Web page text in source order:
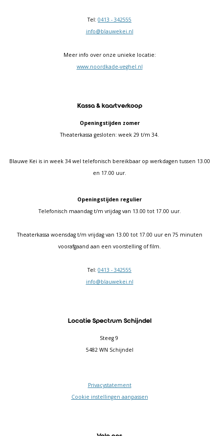
Tel: 0413 - 342555
info@blauwekei.nl
Meer info over onze unieke locatie:
www.noordkade-veghel.nl
Kassa & kaartverkoop
Openingstijden zomer
Theaterkassa gesloten: week 29 t/m 34.
Blauwe Kei is in week 34 wel telefonisch bereikbaar op werkdagen tussen 13.00
en 17.00 uur.
Openingstijden regulier
Telefonisch maandag t/m vrijdag van 13.00 tot 17.00 uur.
Theaterkassa woensdag t/m vrijdag van 13.00 tot 17.00 uur en 75 minuten
voorafgaand aan een voorstelling of film.
Tel: 0413 - 342555
info@blauwekei.nl
Locatie Spectrum Schijndel
Steeg 9
5482 WN Schijndel
Privacystatement
Cookie instellingen aanpassen